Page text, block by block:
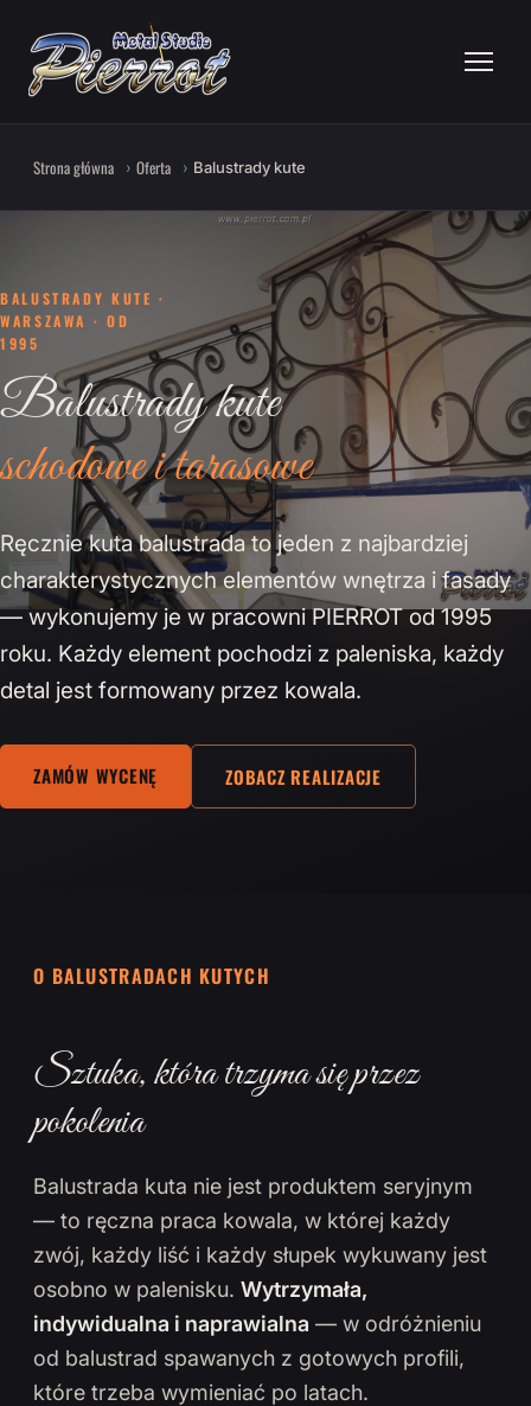
Strona główna Oferta Balustrady kute
BALUSTRADY KUTE ·
WARSZAWA · OD
1995
Balustrady kute
schodowe i tarasowe
Ręcznie kuta balustrada to jeden z najbardziej
charakterystycznych elementów wnętrza i fasady
— wykonujemy je w pracowni PIERROT od 1995
roku. Każdy element pochodzi z paleniska, każdy
detal jest formowany przez kowala.
ZAMÓW WYCENĘ ZOBACZ REALIZACJE
O BALUSTRADACH KUTYCH
Sztuka, która trzyma się przez
pokolenia
Balustrada kuta nie jest produktem seryjnym
— to ręczna praca kowala, w której każdy
zwój, każdy liść i każdy słupek wykuwany jest
osobno w palenisku. Wytrzymała,
indywidualna i naprawialna — w odróżnieniu
od balustrad spawanych z gotowych profili,
które trzeba wymieniać po latach.